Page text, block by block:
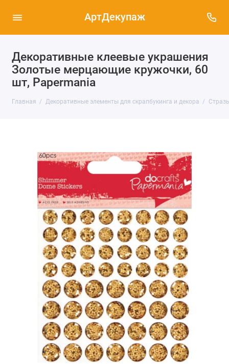
АртДекупаж
Декоративные клеевые украшения
Золотые мерцающие кружочки, 60
шт, Papermania
Главная Декоративные элементы для скрапбукинга и декора